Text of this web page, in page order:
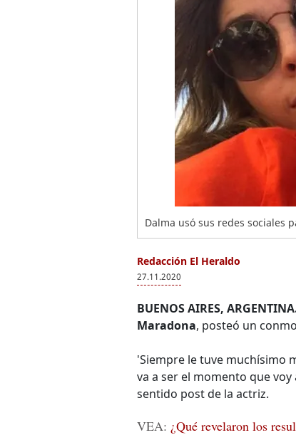
Dalma usó sus redes sociales
Redacción El Heraldo
27.11.2020
BUENOS AIRES,
Maradona, posteó un
'Siempre le tuve muchísimo
va a ser el momento que
sentido post de la actriz.
VEA: ¿Qué revelaron los